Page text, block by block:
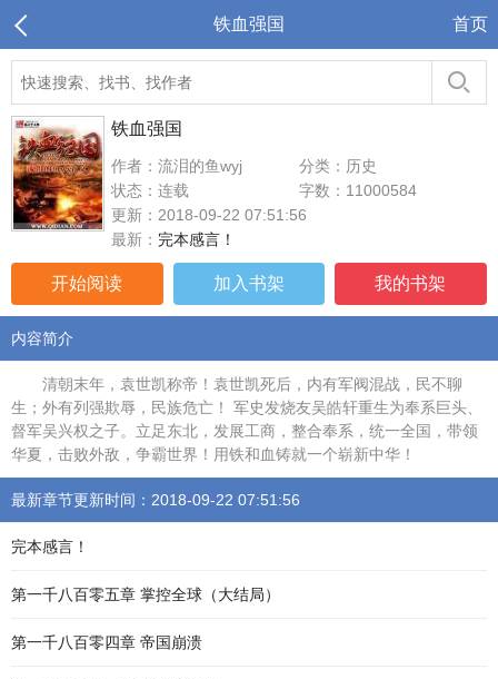
铁血强国 首页
铁血强国
作者：流泪的鱼wyj
分类：历史
状态：连载
字数：11000584
更新：2018-09-22 07:51:56
最新： 完本感言！
开始阅读 加入书架 我的书架
内容简介
清朝末年，袁世凯称帝！袁世凯死后，内有军阀混战，民不聊
生；外有列强欺辱，民族危亡！ 军史发烧友吴皓轩重生为奉系巨头、
督军吴兴权之子。立足东北，发展工商，整合奉系，统一全国，带领
华夏，击败外敌，争霸世界！用铁和血铸就一个崭新中华！
最新章节更新时间：2018-09-22 07:51:56
完本感言！
第一千八百零五章 掌控全球（大结局）
第一千八百零四章 帝国崩溃